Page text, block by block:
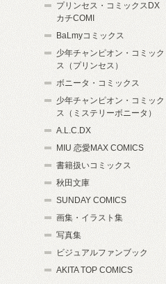
プリンセス・コミックスDX
カチCOMI
BaLmyコミックス
少年チャンピオン・コミック
ス（プリンセス）
ボニータ・コミックス
少年チャンピオン・コミック
ス（ミステリーボニータ）
A.L.C.DX
MIU 恋愛MAX COMICS
書籍扱いコミックス
秋田文庫
SUNDAY COMICS
画集・イラスト集
写真集
ビジュアルファンブック
AKITA TOP COMICS